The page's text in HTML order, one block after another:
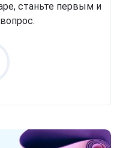
станьте первым и